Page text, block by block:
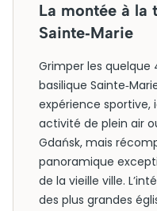
La montée à la
Sainte‑Marie
Grimper les
basilique
expérience sportive,
activité de plein air
Gdańsk, mais
panoramique
de la vieille ville.
des plus grandes